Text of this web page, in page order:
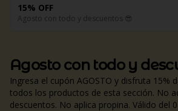
15% OFF
Agosto con todo y descuentos 😎
Agosto con todo y
Ingresa el cupón AGOSTO y disfruta 15%
todos los productos de esta sección. No
descuentos. No aplica propina. Válido del